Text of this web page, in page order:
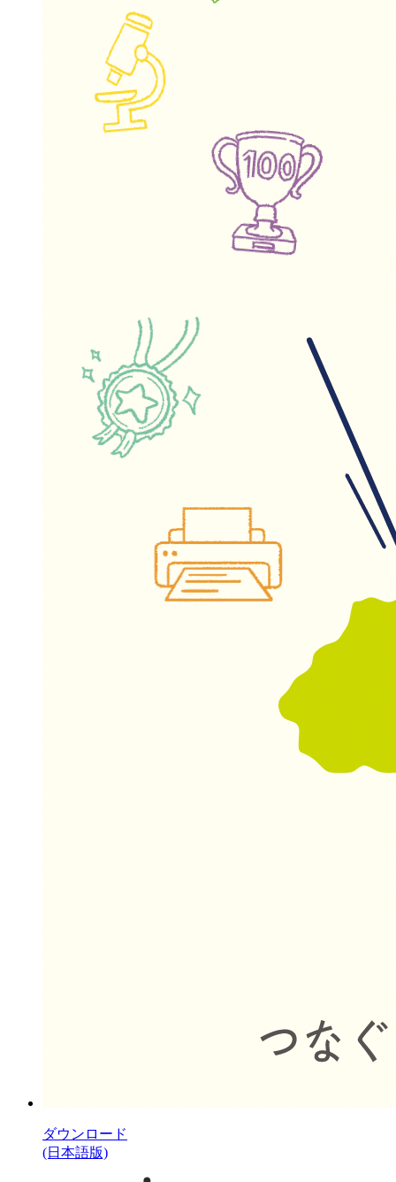
ダウンロード
(日本語版)